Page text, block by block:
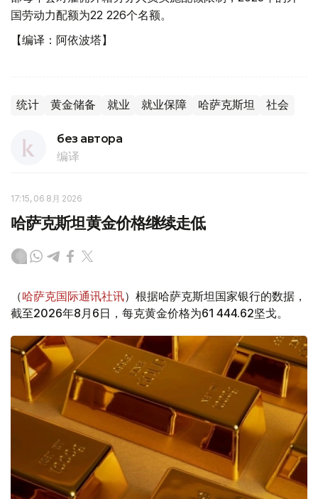
国劳动力配额为22 226个名额。
【编译：阿依波塔】
统计 黄金储备 就业 就业保障 哈萨克斯坦 社会
без автора
编译
17:15, 06 8月 2026
哈萨克斯坦黄金价格继续走低
（哈萨克国际通讯社讯）根据哈萨克斯坦国家银行的数据，
截至2026年8月6日，每克黄金价格为61 444.62坚戈。